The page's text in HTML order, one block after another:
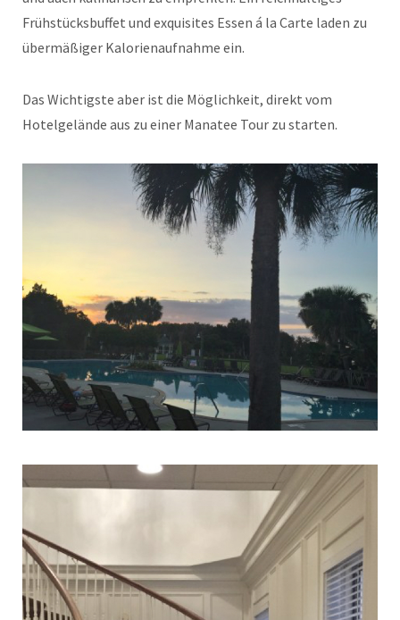
Frühstücksbuffet und exquisites Essen á la Carte laden zu
übermäßiger Kalorienaufnahme ein.
Das Wichtigste aber ist die Möglichkeit, direkt vom
Hotelgelände aus zu einer Manatee Tour zu starten.